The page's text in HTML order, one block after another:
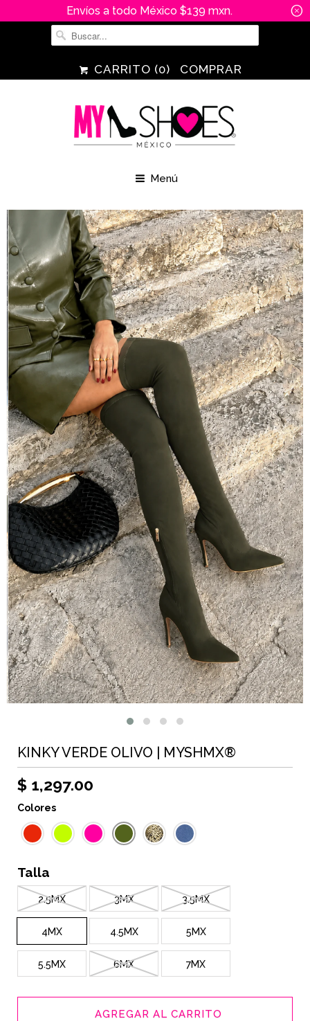
Envíos a todo México $139 mxn. ␡
CARRITO (0) COMPRAR
Menú
KINKY VERDE OLIVO | MYSHMX®
$ 1,297.00
Colores
Talla
2.5MX 3MX 3.5MX
4MX 4.5MX 5MX
5.5MX 6MX 7MX
AGREGAR AL CARRITO